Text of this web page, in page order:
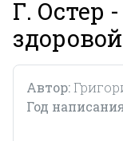
Г. Остер
Автор:
Год